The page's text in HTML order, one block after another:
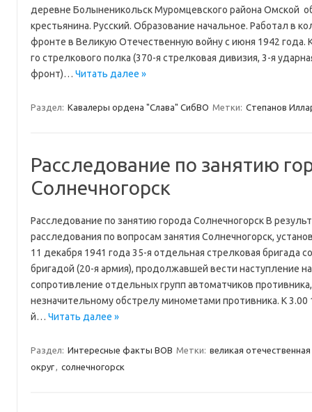
деревне Болыненикольск Муромцевского района Омской
крестьянина. Русский. Образование начальное. Работал в
фронте в Великую Отечественную войну с июня 1942 года.
го стрелкового полка (370-я стрелковая дивизия, 3-я
фронт)… Читать далее »
Раздел: Кавалеры ордена "Слава" СибВО Метки: Степанов
Расследование по занятию
Солнечногорск
Расследование по занятию города Солнечногорск В
расследования по вопросам занятия Солнечногорск,
11 декабря 1941 года 35-я отдельная стрелковая бригада
бригадой (20-я армия), продолжавшей вести наступление
сопротивление отдельных групп автоматчиков
незначительному обстрелу минометами противника. К 3.00
й… Читать далее »
Раздел: Интересные факты ВОВ Метки: великая
округ, солнечногорск